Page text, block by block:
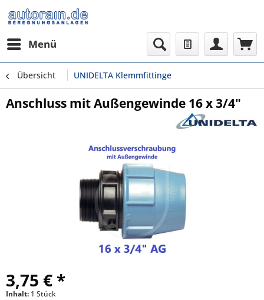
Menü
Übersicht UNIDELTA Klemmfittinge
Anschluss mit Außengewinde 16 x 3/4"
3,75 € *
Inhalt: 1 Stück